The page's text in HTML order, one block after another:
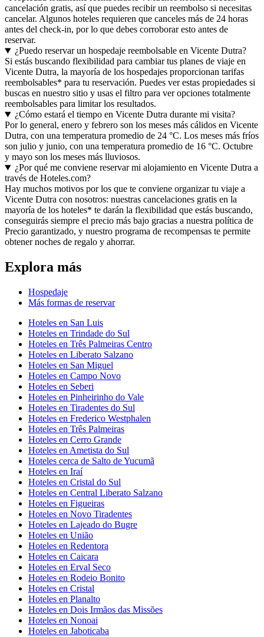
cancelación gratis, así que puedes recibir un reembolso si necesitas
cancelar. Algunos hoteles requieren que canceles más de 24 horas
antes del check-in, por lo que debes corroborar esto antes de
reservar.
¿Puedo reservar un hospedaje reembolsable en Vicente Dutra?
Si estás buscando flexibilidad para cambiar tus planes de viaje en
Vicente Dutra, la mayoría de los hospedajes proporcionan tarifas
reembolsables* para tu reservación. Puedes ver estas propiedades si
buscas en nuestro sitio y usas el filtro para ver opciones totalmente
reembolsables para limitar los resultados.
¿Cómo estará el tiempo en Vicente Dutra durante mi visita?
Por lo general, enero y febrero son los meses más cálidos en Vicente
Dutra, con una temperatura promedio de 24 °C. Los meses más fríos
son julio y junio, con una temperatura promedio de 16 °C. Octubre
y mayo son los meses más lluviosos.
¿Por qué me conviene reservar mi alojamiento en Vicente Dutra a
través de Hoteles.com?
Hay muchos motivos por los que te conviene organizar tu viaje a
Vicente Dutra con nosotros: nuestras cancelaciones gratis en la
mayoría de los hoteles* te darán la flexibilidad que estás buscando,
conseguirás siempre el precio más bajo gracias a nuestra política de
Precio garantizado, y nuestro programa de recompensas te permite
obtener noches de regalo y ahorrar.
Explora más
Hospedaje
Más formas de reservar
Hoteles en San Luis
Hoteles en Trindade do Sul
Hoteles en Três Palmeiras Centro
Hoteles en Liberato Salzano
Hoteles en San Miguel
Hoteles en Campo Novo
Hoteles en Seberi
Hoteles en Pinheirinho do Vale
Hoteles en Tiradentes do Sul
Hoteles en Frederico Westphalen
Hoteles en Três Palmeiras
Hoteles en Cerro Grande
Hoteles en Ametista do Sul
Hoteles cerca de Salto de Yucumã
Hoteles en Iraí
Hoteles en Cristal do Sul
Hoteles en Central Liberato Salzano
Hoteles en Figueiras
Hoteles en Novo Tiradentes
Hoteles en Lajeado do Bugre
Hoteles en União
Hoteles en Redentora
Hoteles en Caicara
Hoteles en Erval Seco
Hoteles en Rodeio Bonito
Hoteles en Cristal
Hoteles en Planalto
Hoteles en Dois Irmãos das Missões
Hoteles en Nonoai
Hoteles en Jaboticaba